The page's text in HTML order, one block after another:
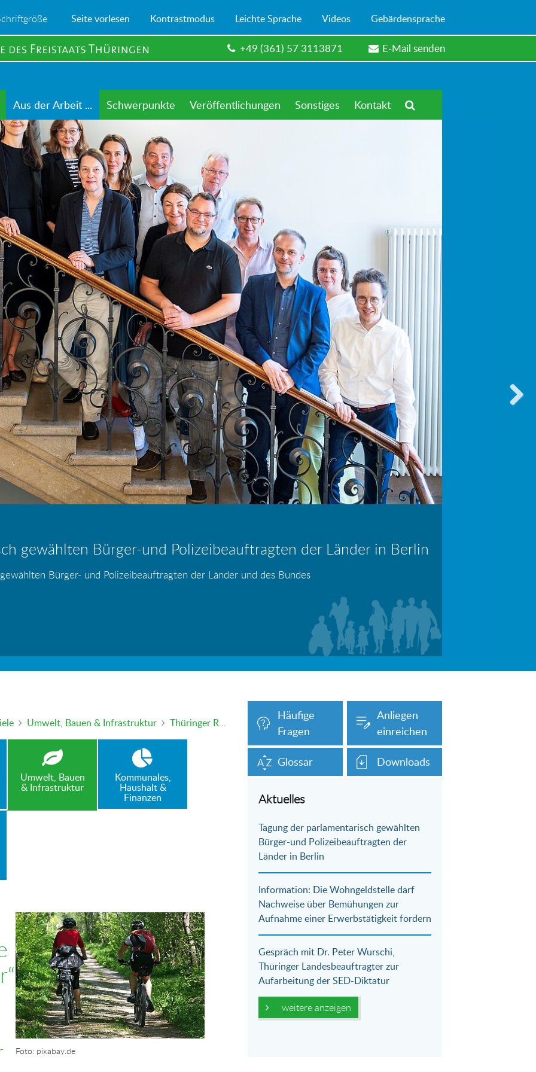
Seite vorlesen Kontrastmodus Leichte Sprache Videos Gebärdensprache
+49 (361) 57 3113871 E-Mail senden
Aus der Arbeit ... Schwerpunkte Veröffentlichungen Sonstiges Kontakt
gewählten Bürger-und Polizeibeauftragten der Länder in Berlin
Bürger- und Polizeibeauftragten der Länder und des Bundes
Information: Die Wohngeldstelle darf Nachweise über Bemühungen zur Aufnahme einer Erwerbstätigkeit fordern
– wer haftet für die Folgen?
Blei - gefährlich und inzwischen auch verboten!
mündlich an die Bürgerbeauftragte wenden. Nutzen Sie auch unser Onlineformular auf dieser
Umwelt, Bauen & Infrastruktur Thüringer Radwege und „Mängelmelder“ nicht immer in bestem Zustand – Bürgerbeauftragter erreicht kurzfristige „Reparatur“
Umwelt, Bauen
& Infrastruktur
Kommunales,
Haushalt &
Finanzen
Show larger version for:
Foto: pixabay.de
Häufige
Fragen
Anliegen
einreichen
Glossar Downloads
Aktuelles
Tagung der parlamentarisch gewählten
Bürger-und Polizeibeauftragten der
Länder in Berlin
Information: Die Wohngeldstelle darf
Nachweise über Bemühungen zur
Aufnahme einer Erwerbstätigkeit fordern
Gespräch mit Dr. Peter Wurschi,
Thüringer Landesbeauftragter zur
Aufarbeitung der SED-Diktatur
weitere anzeigen